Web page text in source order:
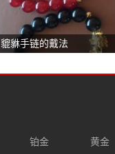
貔貅手链的戴法
铂金 黄金